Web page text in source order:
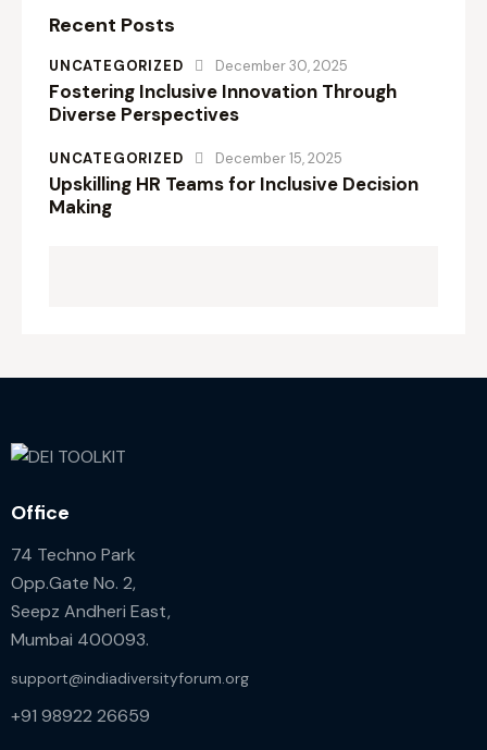
Recent Posts
UNCATEGORIZED December 30, 2025
Fostering Inclusive Innovation Through
Diverse Perspectives
UNCATEGORIZED December 15, 2025
Upskilling HR Teams for Inclusive Decision
Making
Office
74 Techno Park
Opp.Gate No. 2,
Seepz Andheri East,
Mumbai 400093.
support@indiadiversityforum.org
+91 98922 26659